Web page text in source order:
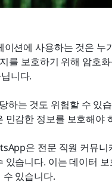
션에 사용하는 것은 누
를 보호하기 위해 암호
니다.
하는 것도 위험할 수 있
민감한 정보를 보호해야
은 전문 직원 커뮤
있습니다. 이는 데이터
있습니다.